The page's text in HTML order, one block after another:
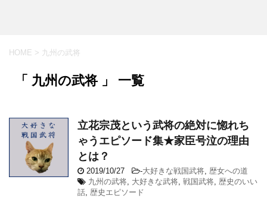
HOME > 九州の武将
「 九州の武将 」 一覧
立花宗茂という武将の絶対に惚れち
ゃうエピソード集★家臣号泣の理由
とは？
2019/10/27 -大好きな戦国武将 歴女への道
九州の武将 大好きな武将 戦国武将 歴史のいい
話 歴史エピソード